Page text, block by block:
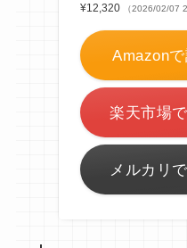
¥12,320
（2026/02/07
Amazon
楽天市場
メルカリ